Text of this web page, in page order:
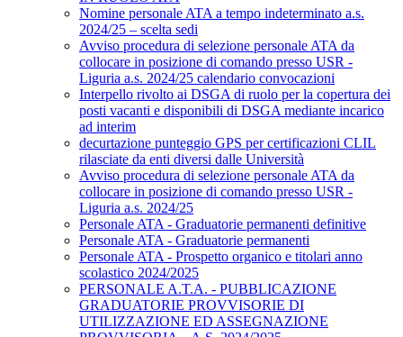
Nomine personale ATA a tempo indeterminato a.s.
2024/25 – scelta sedi
Avviso procedura di selezione personale ATA da
collocare in posizione di comando presso USR -
Liguria a.s. 2024/25 calendario convocazioni
Interpello rivolto ai DSGA di ruolo per la copertura dei
posti vacanti e disponibili di DSGA mediante incarico
ad interim
decurtazione punteggio GPS per certificazioni CLIL
rilasciate da enti diversi dalle Università
Avviso procedura di selezione personale ATA da
collocare in posizione di comando presso USR -
Liguria a.s. 2024/25
Personale ATA - Graduatorie permanenti definitive
Personale ATA - Graduatorie permanenti
Personale ATA - Prospetto organico e titolari anno
scolastico 2024/2025
PERSONALE A.T.A. - PUBBLICAZIONE
GRADUATORIE PROVVISORIE DI
UTILIZZAZIONE ED ASSEGNAZIONE